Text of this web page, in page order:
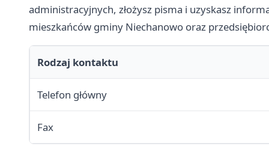
administracyjnych, złożysz pisma i uzyskasz
mieszkańców gminy Niechanowo oraz
Rodzaj kontaktu
Telefon główny
Fax